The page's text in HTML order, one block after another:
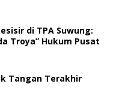
di TPA Suwung:
Troya” Hukum Pusat
Tangan Terakhir